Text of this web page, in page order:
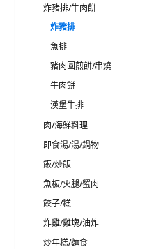
炸豬排/牛肉餅
炸豬排
魚排
豬肉圓煎餅/串燒
牛肉餅
漢堡牛排
肉/海鮮料理
即食湯/湯/鍋物
飯/炒飯
魚板/火腿/蟹肉
餃子/糕
炸雞/雞塊/油炸
炒年糕/麵食